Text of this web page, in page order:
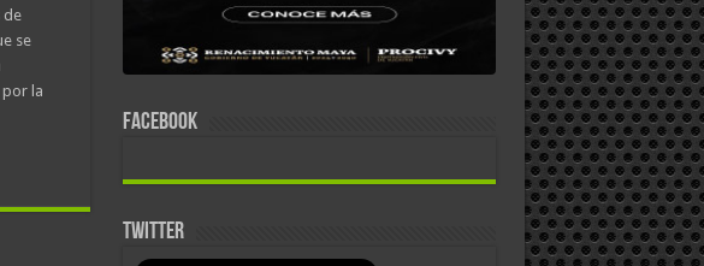
de
se
por la
FACEBOOK
TWITTER